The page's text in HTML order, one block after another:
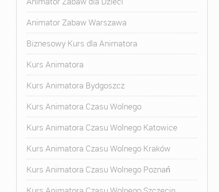
Animator Zabaw Warszawa
Biznesowy Kurs dla Animatora
Kurs Animatora
Kurs Animatora Bydgoszcz
Kurs Animatora Czasu Wolnego
Kurs Animatora Czasu Wolnego Katowice
Kurs Animatora Czasu Wolnego Kraków
Kurs Animatora Czasu Wolnego Poznań